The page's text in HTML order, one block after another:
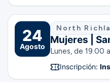
24
Agosto
North
Mujeres |
Lunes, de 19.00
Inscripción: